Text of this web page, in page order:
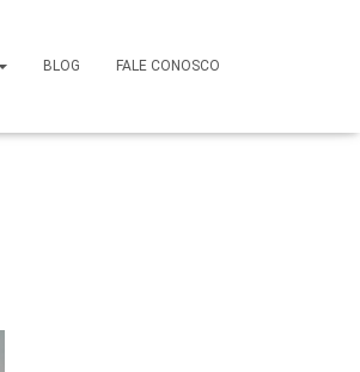
BLOG FALE CONOSCO